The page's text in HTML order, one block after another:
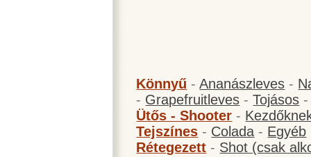
Könnyű -Ananászleves -
- Grapefruitleves -Tojásos
Ütős - Shooter -
Tejszínes - Colada - Egyéb
Rétegezett - Shot (csak